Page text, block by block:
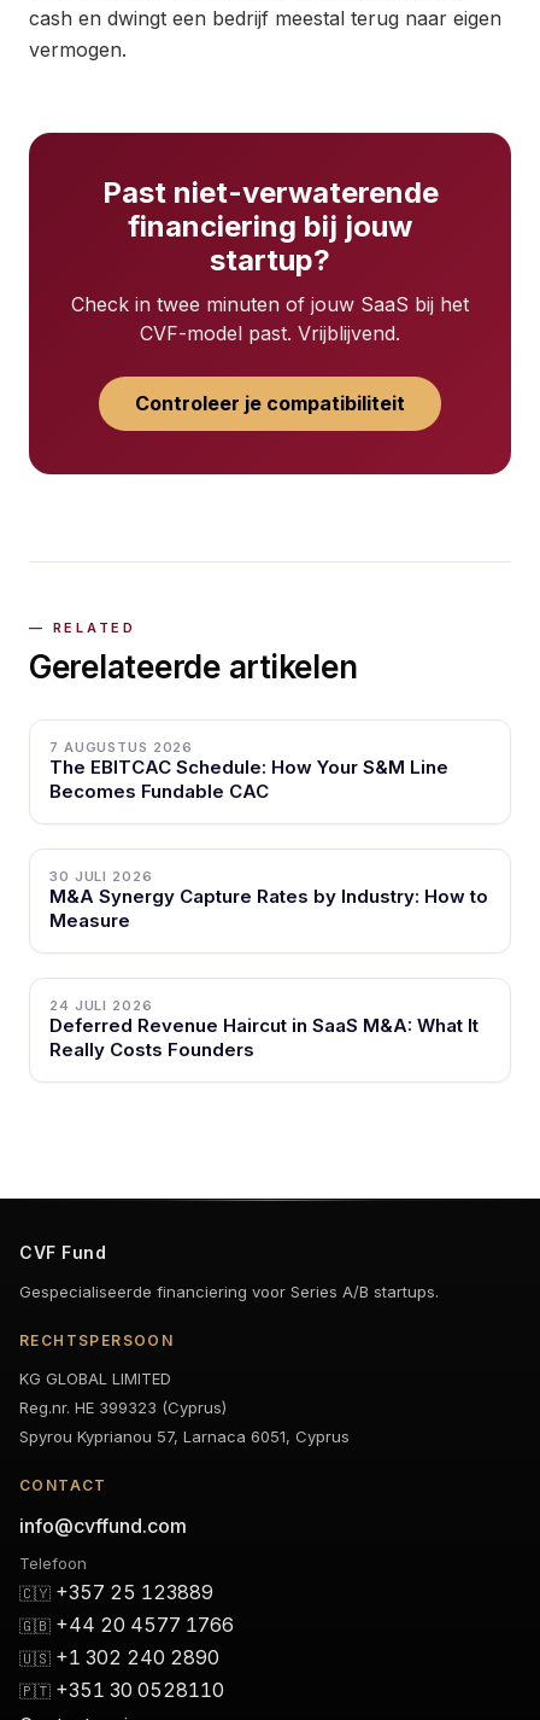
cash en dwingt een bedrijf meestal terug naar eigen
vermogen.
Past niet-verwaterende
financiering bij jouw
startup?
Check in twee minuten of jouw SaaS bij het
CVF-model past. Vrijblijvend.
Controleer je compatibiliteit
Gerelateerde artikelen
7 AUGUSTUS 2026
The EBITCAC Schedule: How Your S&M Line
Becomes Fundable CAC
30 JULI 2026
M&A Synergy Capture Rates by Industry: How to
Measure
24 JULI 2026
Deferred Revenue Haircut in SaaS M&A: What It
Really Costs Founders
CVF Fund
Gespecialiseerde financiering voor Series A/B startups.
RECHTSPERSOON
KG GLOBAL LIMITED
Reg.nr. HE 399323 (Cyprus)
Spyrou Kyprianou 57, Larnaca 6051, Cyprus
CONTACT
info@cvffund.com
Telefoon
🇨🇾 +357 25 123889
🇬🇧 +44 20 4577 1766
🇺🇸 +1 302 240 2890
🇵🇹 +351 30 0528110